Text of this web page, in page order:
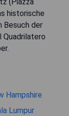
(Piazza
historische
Besuch der
Hampshire
Lumpur